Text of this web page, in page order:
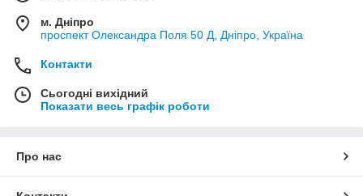
м. Дніпро
проспект Олександра Поля 50 Д, Дніпро, Україна
Контакти
Сьогодні вихідний
Показати весь графік роботи
Про нас